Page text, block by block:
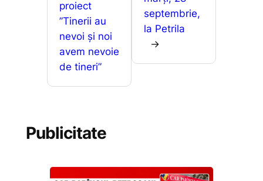
proiect
”Tinerii au
nevoi și noi
avem nevoie
de tineri”
septembrie,
la Petrila
→
Publicitate